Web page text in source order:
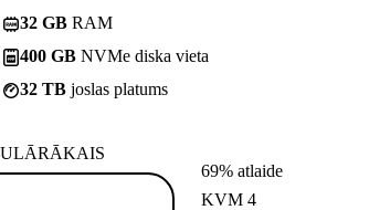
32 GB RAM
400 GB NVMe diska vieta
32 TB joslas platums
69% atlaide
KVM 4